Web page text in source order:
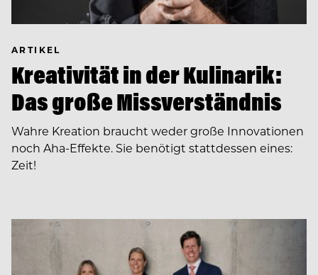
ARTIKEL
Kreativität in der Kulinarik:
Das große Missverständnis
Wahre Kreation braucht weder große Innovationen
noch Aha-Effekte. Sie benötigt stattdessen eines:
Zeit!